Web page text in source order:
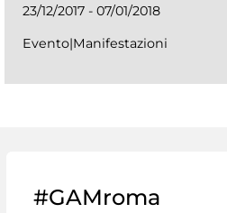
23/12/2017 - 07/01/2018
Evento|Manifestazioni
#GAMroma